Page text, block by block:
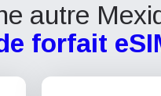
autre
forfait